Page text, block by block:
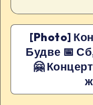
[Photo]
Будве 📅
🤗